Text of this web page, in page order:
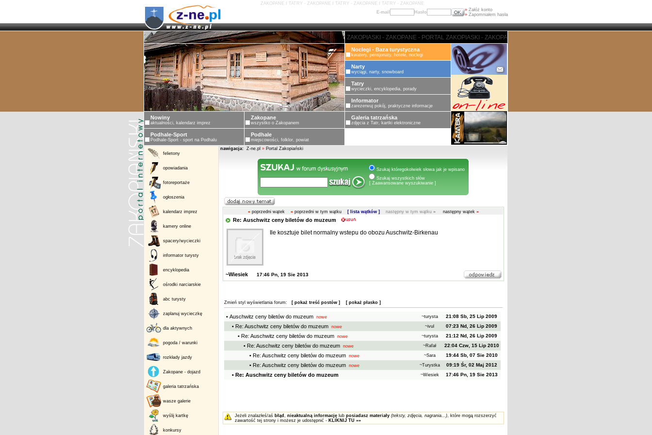
ZAKOPANE I TATRY - ZAKOPANE I TATRY - ZAKOPANE I TATRY - ZAKOPANE
E-mail
Hasło » Załóż konto
» Zapomniałem hasła
ZAKOPANE - PORTAL ZAKOPIASKI - ZAKOPANE - PORTAL ZAKOPIASKI - ZAKOPANE - PORTAL ZAKOPIASKI -
Noclegi - Baza turystyczna
kwatery, pensjonaty, hotele, noclegi
Narty
wyciągi, narty, snowboard
Tatry
wycieczki, encyklopedia, porady
Informator
zarezerwuj pokój, praktyczne informacje
Nowiny
aktualności, kalendarz imprez
Zakopane
wszystko o Zakopanem
Galeria tatrzańska
zdjęcia z Tatr, kartki elektroniczne
Podhale-Sport
Podhale-Sport - sport na Podhalu
Podhale
miejscowości, folklor, powiat
felietony
opowiadania
fotoreportaże
ogłoszenia
kalendarz imprez
kamery online
spacery/wycieczki
informator turysty
encyklopedia
ośrodki narciarskie
abc turysty
zaplanuj wycieczkę
dla aktywnych
pogoda / warunki
rozkłady jazdy
Zakopane - dojazd
galeria tatrzańska
wasze galerie
wyślij kartkę
konkursy
nawigacja: Z-ne.pl » Portal Zakopiański
Szukaj któregokolwiek słowa jak je wpisano
Szukaj wszystkich słów
[ Zaawansowane wyszukiwanie ]
«poprzedni wątek «poprzedni w tym wątku [ lista wątków ] następny w tym wątku » następny wątek »
Re: Auschwitz ceny biletów do muzeum
Ile kosztuje bilet normalny wstepu do obozu Auschwitz-Birkenau
~Wiesiek 17:46 Pn, 19 Sie 2013
Zmień styl wyświetlania forum: [ pokaż treść postów ] [ pokaż płasko ]
• Auschwitz ceny biletów do muzeumnowe ~turysta 21:08 Sb, 25 Lip 2009
• Re: Auschwitz ceny biletów do muzeumnowe ~ivul 07:23 Nd, 26 Lip 2009
• Re: Auschwitz ceny biletów do muzeumnowe ~turysta 21:12 Nd, 26 Lip 2009
• Re: Auschwitz ceny biletów do muzeumnowe ~Rafał 22:04 Czw, 15 Lip 2010
• Re: Auschwitz ceny biletów do muzeumnowe ~Sara 19:44 Sb, 07 Sie 2010
• Re: Auschwitz ceny biletów do muzeumnowe ~Turystka 09:19 Śr, 02 Maj 2012
• Re: Auschwitz ceny biletów do muzeum ~Wiesiek 17:46 Pn, 19 Sie 2013
Jeżeli znalazłeś/aś błąd , nieaktualną informacjęlub posiadasz materiały (teksty, zdjęcia, nagrania...), które mogą rozszerzyć
zawartość tej strony i możesz je udostępnić - KLIKNIJ TU »»